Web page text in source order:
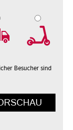
Besucher sind